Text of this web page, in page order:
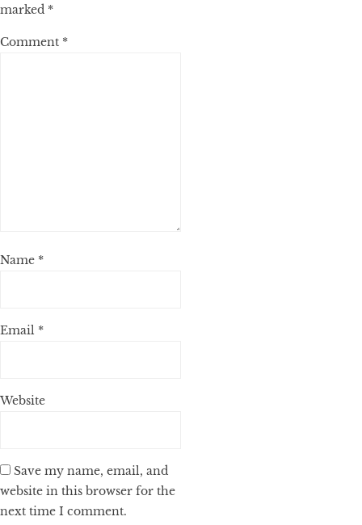
marked *
Comment *
Name *
Email *
Website
Save my name, email, and
website in this browser for the
next time I comment.